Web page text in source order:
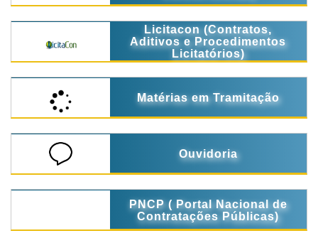
Licitacon (Contratos,
Aditivos e Procedimentos
Licitatórios)
Matérias em Tramitação
Ouvidoria
PNCP ( Portal Nacional de
Contratações Públicas)